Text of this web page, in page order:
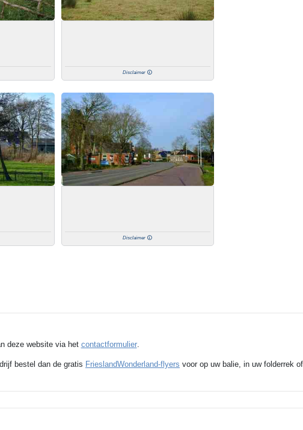
Disclaimer
Disclaimer
deze website via het contactformulier.
bestel dan de gratis FrieslandWonderland-flyers voor op uw balie, in uw folderrek of